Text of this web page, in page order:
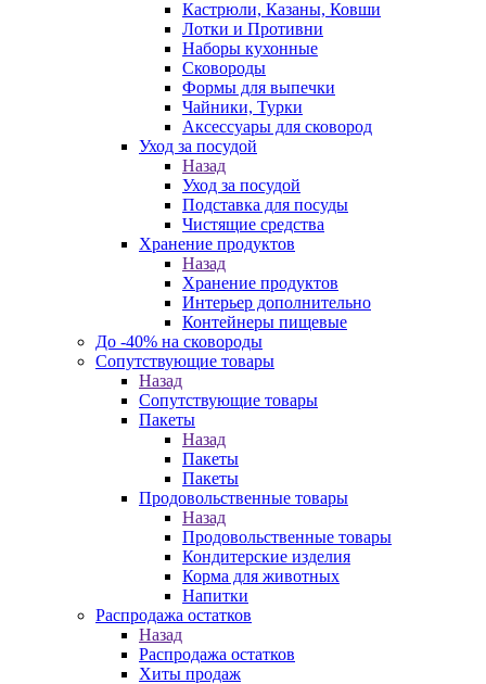
Кастрюли, Казаны, Ковши
Лотки и Противни
Наборы кухонные
Сковороды
Формы для выпечки
Чайники, Турки
Аксессуары для сковород
Уход за посудой
Назад
Уход за посудой
Подставка для посуды
Чистящие средства
Хранение продуктов
Назад
Хранение продуктов
Интерьер дополнительно
Контейнеры пищевые
До -40% на сковороды
Сопутствующие товары
Назад
Сопутствующие товары
Пакеты
Назад
Пакеты
Пакеты
Продовольственные товары
Назад
Продовольственные товары
Кондитерские изделия
Корма для животных
Напитки
Распродажа остатков
Назад
Распродажа остатков
Хиты продаж